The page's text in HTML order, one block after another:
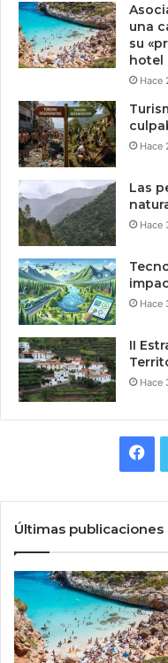
una
su
hotel
Hace
Hace
Las
Hace
Hace
II
Hace
Últimas publicaciones